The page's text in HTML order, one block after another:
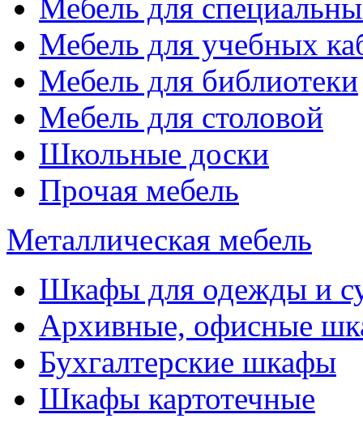
Мебель для
Мебель для учебных
Мебель для библиотеки
Мебель для столовой
Школьные доски
Прочая мебель
Металлическая мебель
Шкафы для одежды и
Архивные, офисные
Бухгалтерские шкафы
Шкафы картотечные